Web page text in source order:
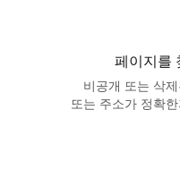
페이지를
비공개 또는 삭
또는 주소가 정확